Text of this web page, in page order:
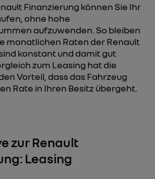
Finanzierung können Sie Ihr
ohne hohe
aufzuwenden. So bleiben
monatlichen Raten der Renault
konstant und damit gut
zum Leasing hat die
Vorteil, dass das Fahrzeug
Rate in Ihren Besitz übergeht.
zur Renault
Leasing